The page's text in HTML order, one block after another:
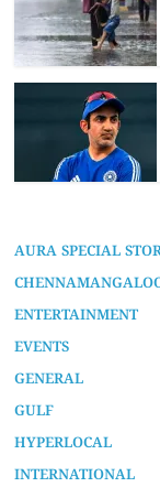
AURA SPECIAL
ENTERTAINMENT
EVENTS
GENERAL
GULF
HYPERLOCAL
INTERNATIONAL